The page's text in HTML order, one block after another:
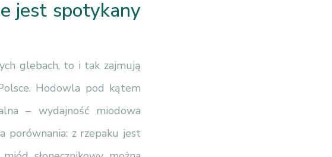
jest spotykany
glebach, to i tak zajmują
Hodowla pod kątem
– wydajność miodowa
porównania: z rzepaku jest